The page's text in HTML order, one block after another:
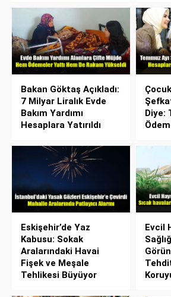
Bakan Göktaş Açıkladı:
7 Milyar Liralık Evde
Bakım Yardımı
Hesaplara Yatırıldı
Diye:
Eskişehir’de Yaz
Kabusu: Sokak
Aralarındaki Havai
Fişek ve Meşale
Tehlikesi Büyüyor
Evcil